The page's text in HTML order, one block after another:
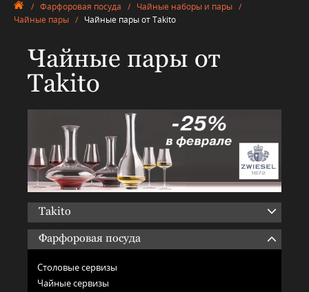
/ Фарфоровая посуда / Чайные наборы и пары /
Чайные пары / Чайные пары от Takito
Чайные пары от
Takito
Takito
Фарфоровая посуда
Столовые сервизы
Чайные сервизы